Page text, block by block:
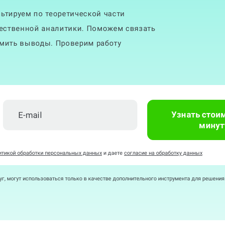
по теоретической части
аналитики. Поможем связать
выводы. Проверим работу
Узнать
обработки персональных данных и даете согласие на обработку данных
могут использоваться только в качестве дополнительного инструмента для